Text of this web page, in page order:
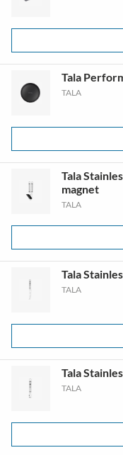
Tala
TALA
Tala
magnet
TALA
Tala
TALA
Tala
TALA